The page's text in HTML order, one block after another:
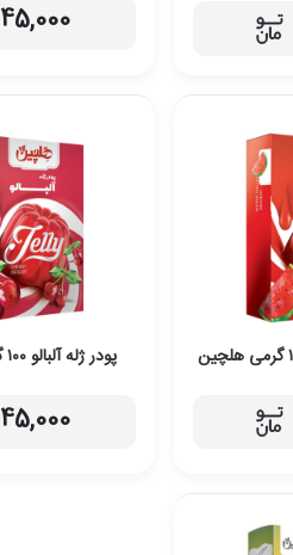
45,000
پودر ژله آلبالو ۱۰۰ گرمی هلچین
45,000